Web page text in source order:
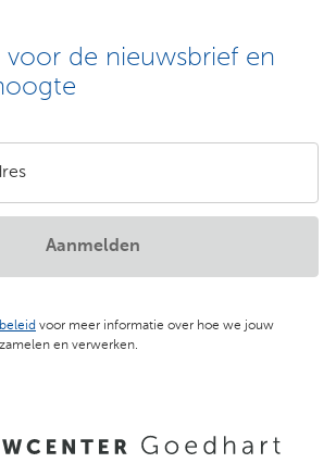
voor de nieuwsbrief en
voor meer informatie over hoe we jouw
en verwerken.
Aanmelden